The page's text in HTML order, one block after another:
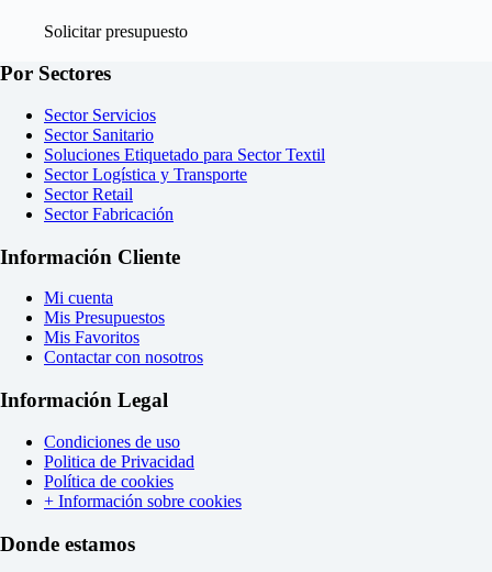
Solicitar presupuesto
Por Sectores
Sector Servicios
Sector Sanitario
Soluciones Etiquetado para Sector Textil
Sector Logística y Transporte
Sector Retail
Sector Fabricación
Información Cliente
Mi cuenta
Mis Presupuestos
Mis Favoritos
Contactar con nosotros
Información Legal
Condiciones de uso
Politica de Privacidad
Política de cookies
+ Información sobre cookies
Donde estamos